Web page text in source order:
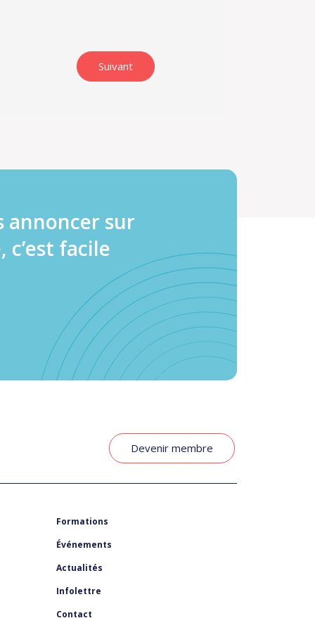
annoncer sur
facile
Devenir membre
Formations
Événements
Actualités
Infolettre
Contact